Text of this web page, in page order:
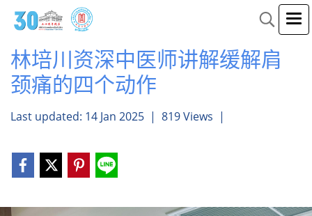
林培川资深中医师讲解缓解肩
颈痛的四个动作
Last updated: 14 Jan 2025 | 819 Views |